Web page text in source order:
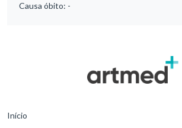
Causa óbito: -
Início